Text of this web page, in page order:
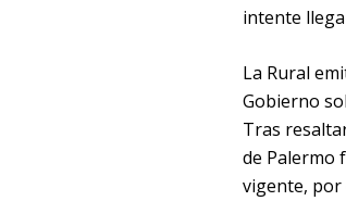
intente
La Rural
Gobierno
Tras
de Palermo
vigente, por